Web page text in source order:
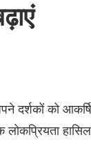
दर्शकों को